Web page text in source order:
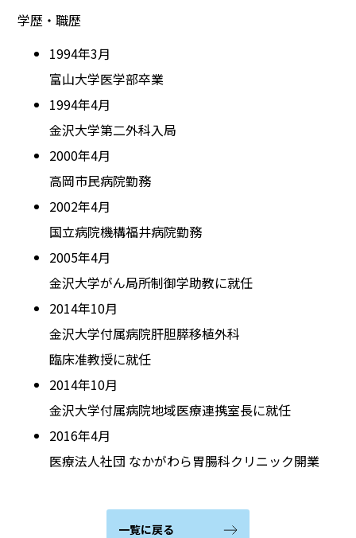
学歴・職歴
1994年3月
富山大学医学部卒業
1994年4月
金沢大学第二外科入局
2000年4月
高岡市民病院勤務
2002年4月
国立病院機構福井病院勤務
2005年4月
金沢大学がん局所制御学助教に就任
2014年10月
金沢大学付属病院肝胆膵移植外科
臨床准教授に就任
2014年10月
金沢大学付属病院地域医療連携室長に就任
2016年4月
医療法人社団 なかがわら胃腸科クリニック開業
一覧に戻る